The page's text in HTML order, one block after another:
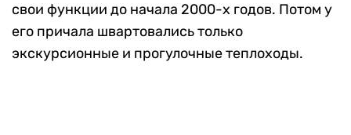
свои функции до начала 2000-х годов. Потом у
его причала швартовались только
экскурсионные и прогулочные теплоходы.